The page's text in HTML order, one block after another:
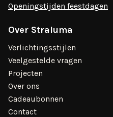
Openingstijden feestdagen
Over Straluma
Verlichtingsstijlen
Veelgestelde vragen
Projecten
Over ons
Cadeaubonnen
Contact